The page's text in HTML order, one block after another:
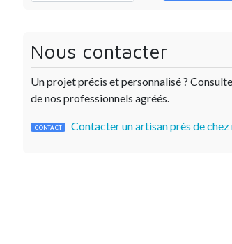
Nous contacter
Un projet précis et personnalisé ?
de nos professionnels agréés.
CONTACT Contacter un artisan près de chez